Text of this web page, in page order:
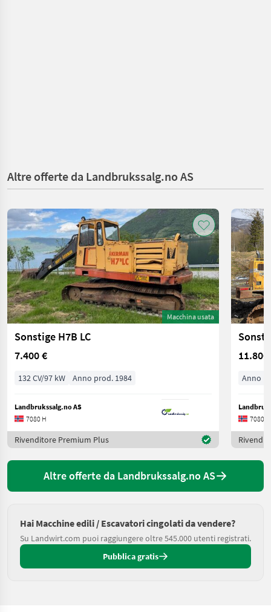
Altre offerte da Landbrukssalg.no AS
Macchina usata
Sonstige H7B LC
7.400 €
132 CV/97 kW Anno prod. 1984
Landbrukssalg.no AS
7080 H
Rivenditore Premium Plus
11.800
Anno
7080 H
Altre offerte da Landbrukssalg.no AS
Hai Macchine edili / Escavatori cingolati da vendere?
Su Landwirt.com puoi raggiungere oltre 545.000 utenti registrati.
Pubblica gratis